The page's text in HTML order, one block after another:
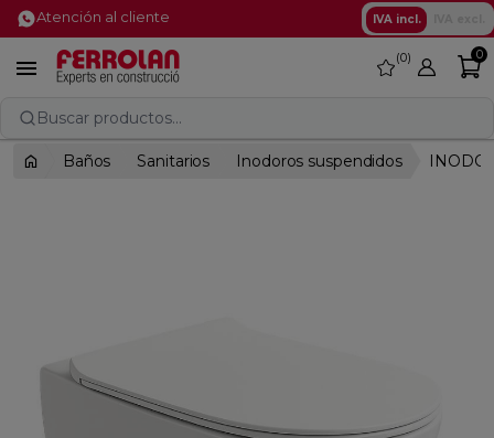
Atención al cliente IVA incl.
 favorite
0 0
Buscar productos...
Baños Sanitarios Inodoros suspendidos